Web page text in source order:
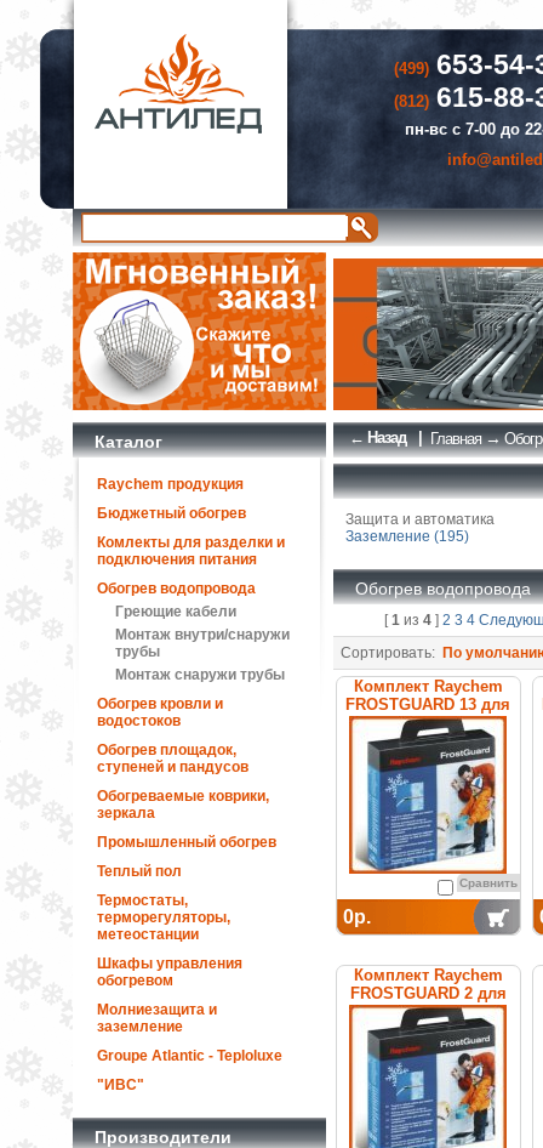
(499)653-54-
(812)615-88-
пн-вс с 7-00 до
Каталог
Raychem продукция
Бюджетный обогрев
Комлекты для разделки и
подключения питания
Обогрев водопровода
Греющие кабели
Монтаж внутри/снаружи
трубы
Монтаж снаружи трубы
Обогрев кровли и
водостоков
Обогрев площадок,
ступеней и пандусов
Обогреваемые коврики,
зеркала
Промышленный обогрев
Теплый пол
Термостаты,
терморегуляторы,
метеостанции
Шкафы управления
обогревом
Молниезащита и
заземление
Groupe Atlantic - Teploluxe
"ИВС"
Производители
← Назад | Главная→
Защита и автоматика
Заземление (195)
Обогрев водопровода
[1из 4] 2 3 4
Сортировать: По
Комплект Raychem
FROSTGUARD 13 для
обогрева труб
Сравнить
0р.
Комплект Raychem
FROSTGUARD 2 для
обогрева труб